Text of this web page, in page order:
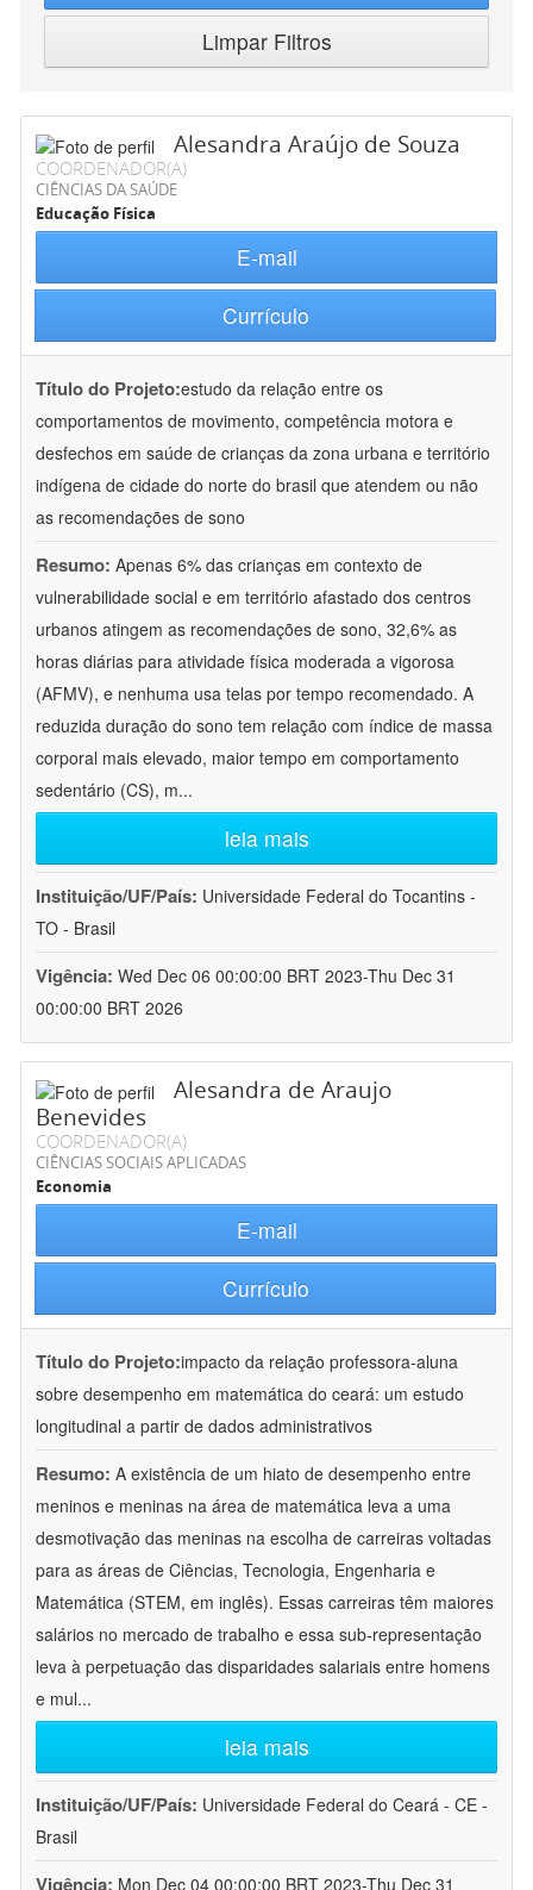
Limpar Filtros
Alesandra Araújo de Souza
COORDENADOR(A)
CIÊNCIAS DA SAÚDE
Educação Física
E-mail
Currículo
Título do Projeto:estudo da relação entre os
comportamentos de movimento, competência motora e
desfechos em saúde de crianças da zona urbana e território
indígena de cidade do norte do brasil que atendem ou não
as recomendações de sono
Resumo: Apenas 6% das crianças em contexto de
vulnerabilidade social e em território afastado dos centros
urbanos atingem as recomendações de sono, 32,6% as
horas diárias para atividade física moderada a vigorosa
(AFMV), e nenhuma usa telas por tempo recomendado. A
reduzida duração do sono tem relação com índice de massa
corporal mais elevado, maior tempo em comportamento
sedentário (CS), m...
leia mais
Instituição/UF/País: Universidade Federal do Tocantins -
TO - Brasil
Vigência: Wed Dec 06 00:00:00 BRT 2023-Thu Dec 31
00:00:00 BRT 2026
Alesandra de Araujo
Benevides
COORDENADOR(A)
CIÊNCIAS SOCIAIS APLICADAS
Economia
E-mail
Currículo
Título do Projeto:impacto da relação professora-aluna
sobre desempenho em matemática do ceará: um estudo
longitudinal a partir de dados administrativos
Resumo: A existência de um hiato de desempenho entre
meninos e meninas na área de matemática leva a uma
desmotivação das meninas na escolha de carreiras voltadas
para as áreas de Ciências, Tecnologia, Engenharia e
Matemática (STEM, em inglês). Essas carreiras têm maiores
salários no mercado de trabalho e essa sub-representação
leva à perpetuação das disparidades salariais entre homens
e mul...
leia mais
Instituição/UF/País: Universidade Federal do Ceará - CE -
Brasil
Vigência: Mon Dec 04 00:00:00 BRT 2023-Thu Dec 31